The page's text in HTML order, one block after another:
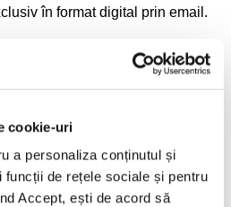
cookie-uri
a personaliza conținutul și
funcții de rețele sociale și pentru
Accept, ești de acord să
în format digital prin email.
de LICENTEDIGITALE SRL
România